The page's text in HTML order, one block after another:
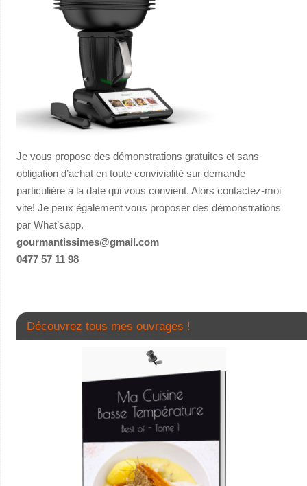
Je vous propose des démonstrations gratuites et sans
obligation d’achat en toute convivialité sur demande
particulière à la date qui vous convient. Alors contactez-moi
vite! Je peux également vous proposer des démonstrations
par What’sapp.
gourmantissimes@gmail.com
0477 57 11 98
Découvrez tous mes ouvrages !